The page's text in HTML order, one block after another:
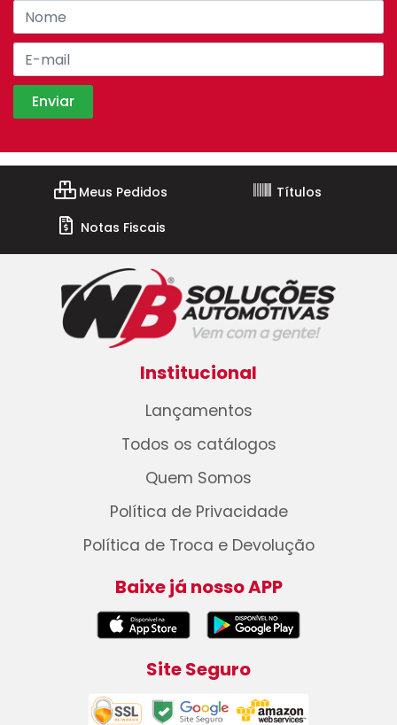
Meus Pedidos
Títulos
Notas Fiscais
Institucional
Lançamentos
Todos os catálogos
Quem Somos
Política de Privacidade
Política de Troca e Devolução
Baixe já nosso APP
Site Seguro